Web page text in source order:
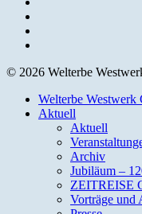
© 2026 Welterbe
Close
Menu
Welterbe Westwerk
Aktuell
Aktuell
Archiv
Jubiläum –
ZEITREISE
Vorträge und